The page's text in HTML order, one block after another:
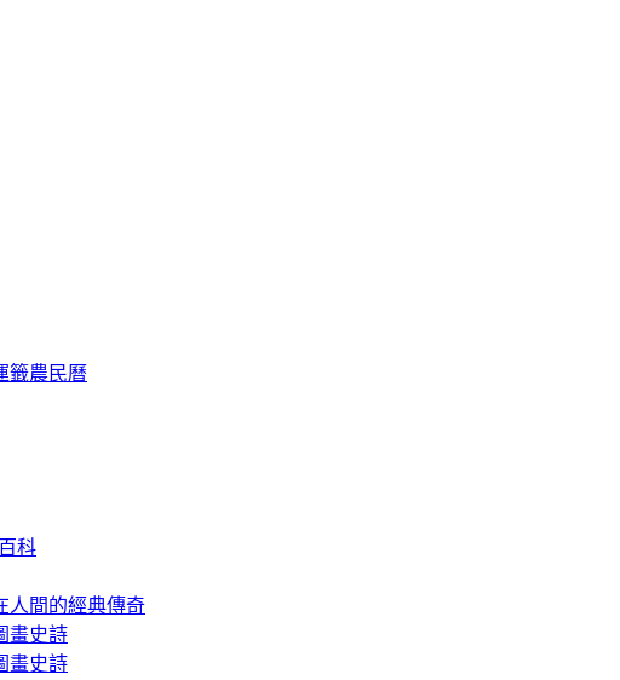
籤農民曆
科
人間的經典傳奇
畫史詩
畫史詩